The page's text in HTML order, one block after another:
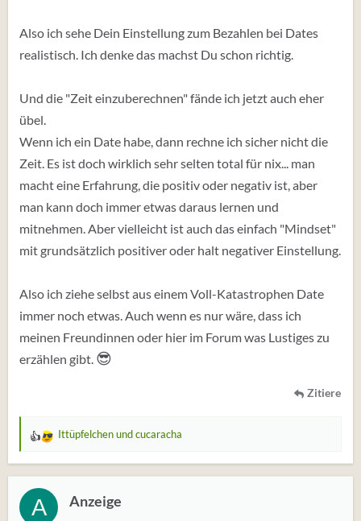
Also ich sehe Dein Einstellung zum Bezahlen bei Dates
realistisch. Ich denke das machst Du schon richtig.
Und die "Zeit einzuberechnen" fände ich jetzt auch eher
übel.
Wenn ich ein Date habe, dann rechne ich sicher nicht die
Zeit. Es ist doch wirklich sehr selten total für nix... man
macht eine Erfahrung, die positiv oder negativ ist, aber
man kann doch immer etwas daraus lernen und
mitnehmen. Aber vielleicht ist auch das einfach "Mindset"
mit grundsätzlich positiver oder halt negativer Einstellung.
Also ich ziehe selbst aus einem Voll-Katastrophen Date
immer noch etwas. Auch wenn es nur wäre, dass ich
meinen Freundinnen oder hier im Forum was Lustiges zu
erzählen gibt. 😎
Zitiere
W
r
t
u
Ittüpfelchenundcucaracha
A Anzeige